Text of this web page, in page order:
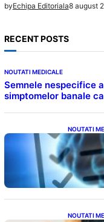
byEchipa Editoriala8 august
RECENT POSTS
NOUTATI MEDICALE
Semnele nespecifice
simptomelor banale
NOUTATI
ridicat
NOUTATI